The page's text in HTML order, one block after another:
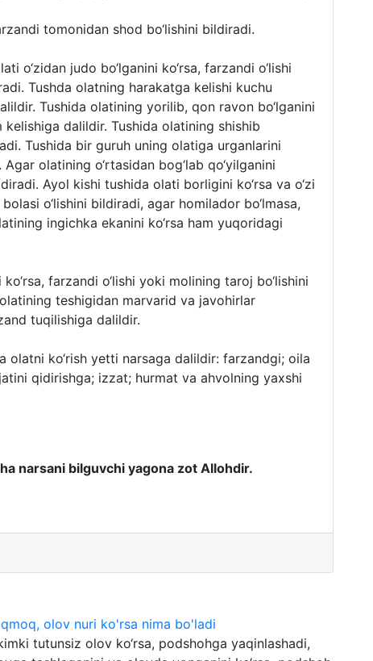
tomonidan shod bo‘lishini bildiradi.
o‘zidan judo bo‘lganini ko‘rsa, farzandi o‘lishi
Tushda olatning harakatga kelishi kuchu
Tushida olatining yorilib, qon ravon bo‘lganini
kelishiga dalildir. Tushida olatining shishib
Tushida bir guruh uning olatiga urganlarini
olatining o‘rtasidan bog‘lab qo‘yilganini
Ayol kishi tushida olati borligini ko‘rsa va o‘zi
bolasi o‘lishini bildiradi, agar homilador bo‘lmasa,
ingichka ekanini ko‘rsa ham yuqoridagi
farzandi o‘lishi yoki molining taroj bo‘lishini
teshigidan marvarid va javohirlar
tuqilishiga dalildir.
olatni ko‘rish yetti narsaga dalildir: farzandgi; oila
qidirishga; izzat; hurmat va ahvolning yaxshi
narsani bilguvchi yagona zot Allohdir.
olov nuri ko'rsa nima bo'ladi
tutunsiz olov ko‘rsa, podshohga yaqinlashadi,